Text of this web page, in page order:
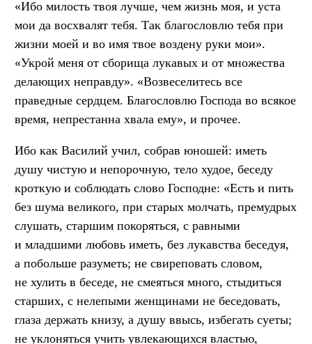
«Ибо милость твоя лучше, чем жизнь моя, и уста
мои да восхвалят тебя. Так благословлю тебя при
жизни моей и во имя твое воздену руки мои».
«Укрой меня от сборища лукавых и от множества
делающих неправду». «Возвеселитесь все
праведные сердцем. Благословлю Господа во всякое
время, непрестанна хвала ему», и прочее.
Ибо как Василий учил, собрав юношей: иметь
душу чистую и непорочную, тело худое, беседу
кроткую и соблюдать слово Господне: «Есть и пить
без шума великого, при старых молчать, премудрых
слушать, старшим покоряться, с равными
и младшими любовь иметь, без лукавства беседуя,
а побольше разуметь; не свиреповать словом,
не хулить в беседе, не смеяться много, стыдиться
старших, с нелепыми женщинами не беседовать,
глаза держать книзу, а душу ввысь, избегать суеты;
не уклоняться учить увлекающихся властью,